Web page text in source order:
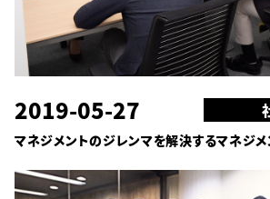
2019-05-27
マネジメントのジレンマを解決するマネジメ